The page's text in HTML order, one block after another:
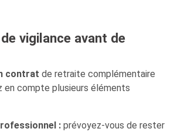
vigilance avant de
contrat de retraite complémentaire
en compte plusieurs éléments
: prévoyez-vous de rester